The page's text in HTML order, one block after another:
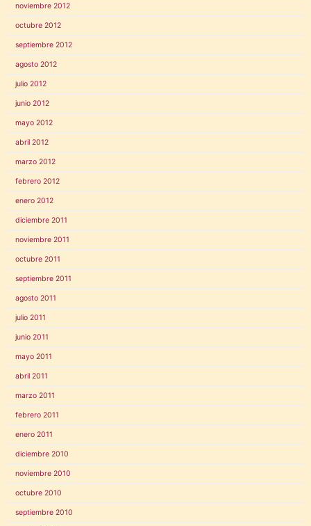
noviembre 2012
octubre 2012
septiembre 2012
agosto 2012
julio 2012
junio 2012
mayo 2012
abril 2012
marzo 2012
febrero 2012
enero 2012
diciembre 2011
noviembre 2011
octubre 2011
septiembre 2011
agosto 2011
julio 2011
junio 2011
mayo 2011
abril 2011
marzo 2011
febrero 2011
enero 2011
diciembre 2010
noviembre 2010
octubre 2010
septiembre 2010